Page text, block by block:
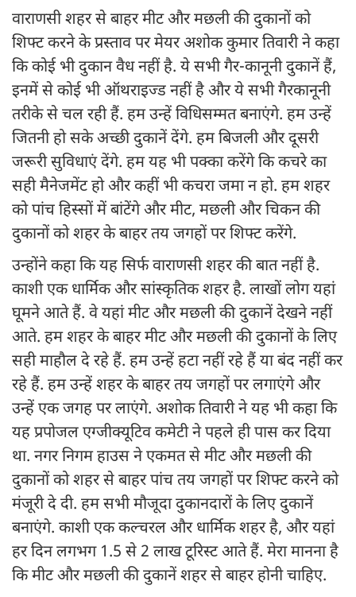
वाराणसी शहर से बाहर मीट और मछली की दुकानों को
शिफ्ट करने के प्रस्ताव पर मेयर अशोक कुमार तिवारी ने कहा
कि कोई भी दुकान वैध नहीं है. ये सभी गैर-कानूनी दुकानें हैं,
इनमें से कोई भी ऑथराइज्ड नहीं है और ये सभी गैरकानूनी
तरीके से चल रही हैं. हम उन्हें विधिसम्मत बनाएंगे. हम उन्हें
जितनी हो सके अच्छी दुकानें देंगे. हम बिजली और दूसरी
जरूरी सुविधाएं देंगे. हम यह भी पक्का करेंगे कि कचरे का
सही मैनेजमेंट हो और कहीं भी कचरा जमा न हो. हम शहर
को पांच हिस्सों में बांटेंगे और मीट, मछली और चिकन की
दुकानों को शहर के बाहर तय जगहों पर शिफ्ट करेंगे.
उन्होंने कहा कि यह सिर्फ वाराणसी शहर की बात नहीं है.
काशी एक धार्मिक और सांस्कृतिक शहर है. लाखों लोग यहां
घूमने आते हैं. वे यहां मीट और मछली की दुकानें देखने नहीं
आते. हम शहर के बाहर मीट और मछली की दुकानों के लिए
सही माहौल दे रहे हैं. हम उन्हें हटा नहीं रहे हैं या बंद नहीं कर
रहे हैं. हम उन्हें शहर के बाहर तय जगहों पर लगाएंगे और
उन्हें एक जगह पर लाएंगे. अशोक तिवारी ने यह भी कहा कि
यह प्रपोजल एग्जीक्यूटिव कमेटी ने पहले ही पास कर दिया
था. नगर निगम हाउस ने एकमत से मीट और मछली की
दुकानों को शहर से बाहर पांच तय जगहों पर शिफ्ट करने को
मंजूरी दे दी. हम सभी मौजूदा दुकानदारों के लिए दुकानें
बनाएंगे. काशी एक कल्चरल और धार्मिक शहर है, और यहां
हर दिन लगभग 1.5 से 2 लाख टूरिस्ट आते हैं. मेरा मानना ​​है
कि मीट और मछली की दुकानें शहर से बाहर होनी चाहिए.